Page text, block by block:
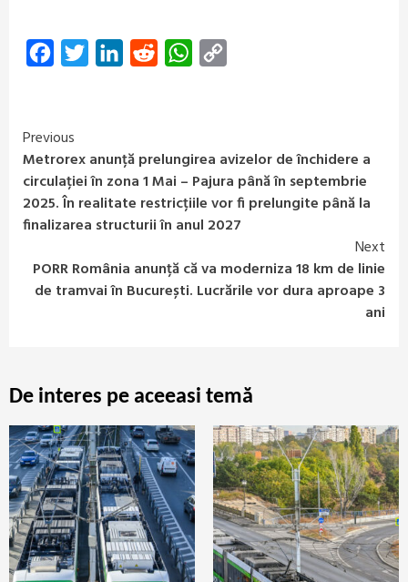
FacebookTwitter LinkedInReddit WhatsApp
Continue
Reading
Previous
Metrorex anunță prelungirea avizelor de închidere a
circulației în zona 1 Mai – Pajura până în septembrie
2025. În realitate restricțiile vor fi prelungite până la
finalizarea structurii în anul 2027
Next
PORR România anunță că va moderniza 18 km de linie
de tramvai în București. Lucrările vor dura aproape 3
ani
De interes pe aceeasi temă